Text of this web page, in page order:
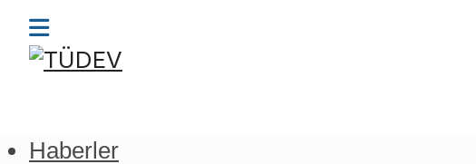
Haberler